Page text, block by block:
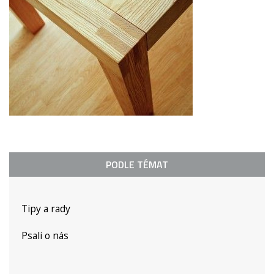
PODLE TÉMAT
Tipy a rady
Psali o nás